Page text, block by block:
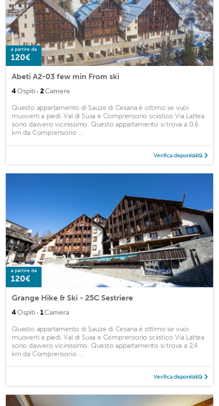
a partire da
120€
Abeti A2-03 few min From ski
4Ospiti · 2Camere
Questo appartamento di Sauze di Cesana è ottimo se vuoi
muoverti a piedi. Val di Susa e Comprensorio sciistico Via Lattea
sono davvero vicinissimo. Questo appartamento si trova a 0,6
km da Comprensorio ...
Verifica disponibilità
a partire da
120€
Grange Hike & Ski - 25C Sestriere
4Ospiti · 1Camera
Questo appartamento di Sauze di Cesana è ottimo se vuoi
muoverti a piedi. Val di Susa e Comprensorio sciistico Via Lattea
sono davvero vicinissimo. Questo appartamento si trova a 2,4
km da Comprensorio ...
Verifica disponibilità